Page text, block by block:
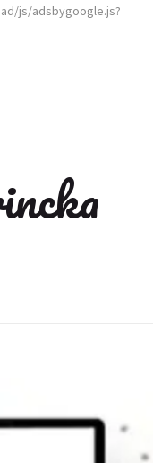
js/adsbygoogle.js?